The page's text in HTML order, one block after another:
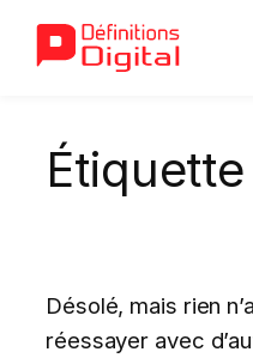
contenu
Étiquette
Désolé, mais rien
réessayer avec